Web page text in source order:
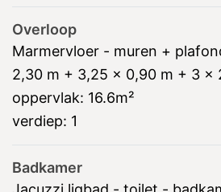
Overloop
Marmervloer - muren +
2,30 m + 3,25 x 0,90 m + 3 x
oppervlak: 16.6m²
verdiep: 1
Badkamer